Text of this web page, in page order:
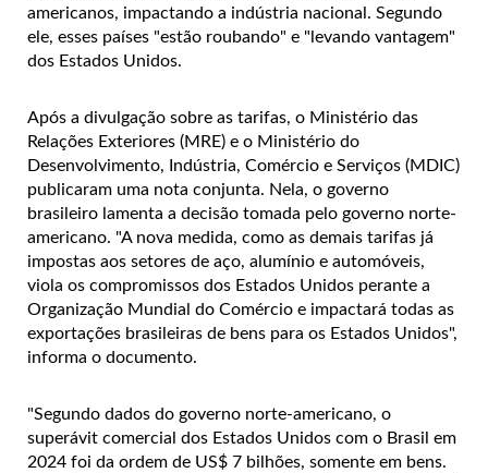
americanos, impactando a indústria nacional. Segundo
ele, esses países "estão roubando" e "levando vantagem"
dos Estados Unidos.
Após a divulgação sobre as tarifas, o Ministério das
Relações Exteriores (MRE) e o Ministério do
Desenvolvimento, Indústria, Comércio e Serviços (MDIC)
publicaram uma nota conjunta. Nela, o governo
brasileiro lamenta a decisão tomada pelo governo norte-
americano. "A nova medida, como as demais tarifas já
impostas aos setores de aço, alumínio e automóveis,
viola os compromissos dos Estados Unidos perante a
Organização Mundial do Comércio e impactará todas as
exportações brasileiras de bens para os Estados Unidos",
informa o documento.
"Segundo dados do governo norte-americano, o
superávit comercial dos Estados Unidos com o Brasil em
2024 foi da ordem de US$ 7 bilhões, somente em bens.